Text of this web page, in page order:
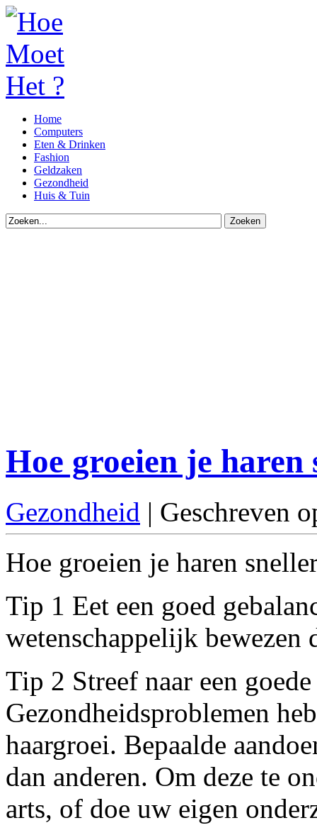
Home
Computers
Eten & Drinken
Fashion
Geldzaken
Gezondheid
Huis & Tuin
Hoe groeien je haren
Gezondheid | Geschreven
Hoe groeien je haren
Tip 1 Eet een goed
wetenschappelijk bewezen
Tip 2 Streef naar een
Gezondheidsproblemen
haargroei. Bepaalde
dan anderen. Om deze te
arts, of doe uw eigen